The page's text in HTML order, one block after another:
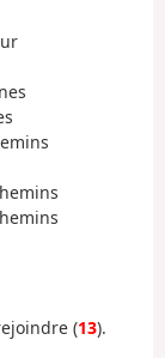
(13).